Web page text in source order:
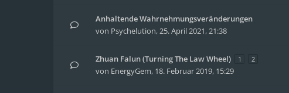
Anhaltende Wahrnehmungsveränderungen
von Psychelution,25. April 2021, 21:38
Zhuan Falun (Turning The Law Wheel) 1 2
von EnergyGem, 18. Februar 2019, 15:29